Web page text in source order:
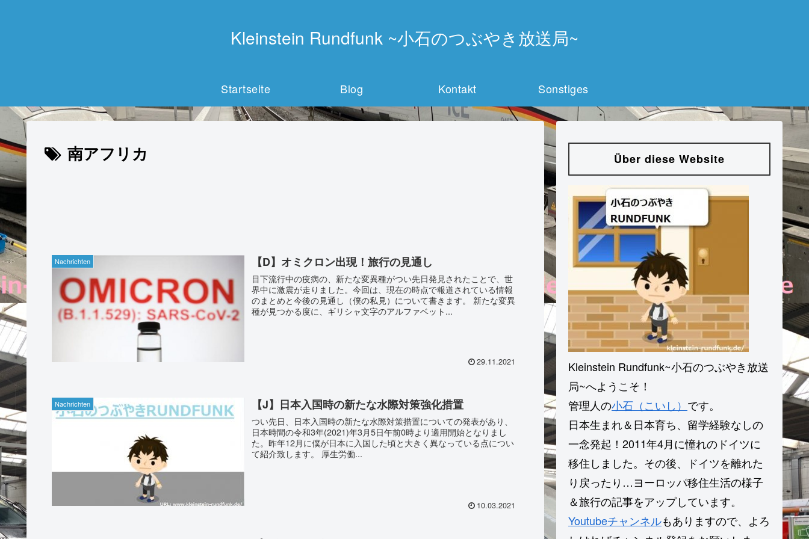
Kleinstein Rundfunk ~小石のつぶやき放送局~
Startseite Blog Kontakt Sonstiges
南アフリカ
Nachrichten 【D】オミクロン出現！旅行の見通し
目下流行中の疫病の、新たな変異種がつい先日発見されたことで、世
界中に激震が走りました。今回は、現在の時点で報道されている情報
のまとめと今後の見通し（僕の私見）について書きます。 新たな変異
種が見つかる度に、ギリシャ文字のアルファベット...
29.11.2021
Nachrichten 【J】日本入国時の新たな水際対策強化措置
つい先日、日本入国時の新たな水際対策措置についての発表があり、
日本時間の令和3年(2021)年3月5日午前0時より適用開始となりまし
た。昨年12月に僕が日本に入国した頃と大きく異なっている点につい
て紹介致します。 厚生労働...
10.03.2021
Über diese Website
Kleinstein Rundfunk~小石のつぶやき放送
局~へようこそ！
管理人の小石（こいし） です。
日本生まれ＆日本育ち、留学経験なしの
一念発起！2011年4月に憧れのドイツに
移住しました。その後、ドイツを離れた
り戻ったり…ヨーロッパ移住生活の様子
＆旅行の記事をアップしています。
Youtubeチャンネルもありますので、よろ